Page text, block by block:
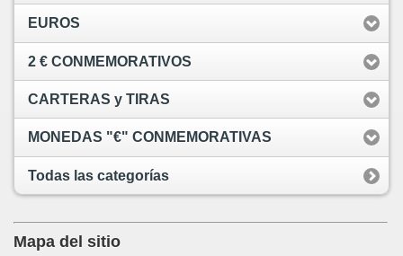
EUROS
2 € CONMEMORATIVOS
CARTERAS y TIRAS
MONEDAS "€" CONMEMORATIVAS
Todas las categorías
Mapa del sitio